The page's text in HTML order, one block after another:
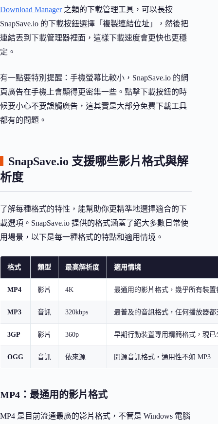
Download Manager之類的下載管理工具，可以長按
SnapSave.io 的下載按鈕選擇「複製連結位址」，然後把
連結丟到下載管理器裡面，這樣下載速度會更快也更穩
定。
有一點要特別提醒：手機螢幕比較小，SnapSave.io 的網
頁廣告在手機上會顯得更密集一些。點擊下載按鈕的時
候要小心不要誤觸廣告，這其實是大部分免費下載工具
都有的問題。
SnapSave.io 支援哪些影片格式與解
析度
了解每種格式的特性，能幫助你更精準地選擇適合的下
載選項。SnapSave.io 提供的格式涵蓋了絕大多數日常使
用場景，以下是每一種格式的特點和適用情境。
格式 類型 最高解析度 適用情境
MP4 影片 4K 最通用的影片格式，幾乎所有裝置
MP3 音訊 320kbps 最普及的音訊格式，任何播放器都
3GP 影片 360p 早期行動裝置專用精簡格式，現已
OGG 音訊 依來源 開源音訊格式，通用性不如 MP3
MP4：最通用的影片格式
MP4 是目前流通最廣的影片格式，不管是 Windows 電腦